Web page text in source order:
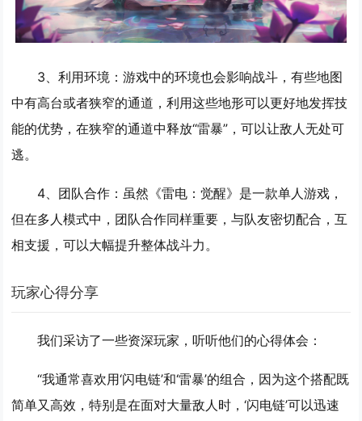
3、利用环境 ：游戏中的环境也会影响战斗，有些地图
中有高台或者狭窄的通道，利用这些地形可以更好地发挥技
能的优势，在狭窄的通道中释放“雷暴”，可以让敌人无处可
逃。
4、 团队合作 ：虽然《雷电：觉醒》是一款单人游戏，
但在多人模式中，团队合作同样重要，与队友密切配合，互
相支援，可以大幅提升整体战斗力。
玩家心得分享
我们采访了一些资深玩家，听听他们的心得体会：
“我通常喜欢用‘闪电链’和‘雷暴’的组合，因为这个搭配既
简单又高效，特别是在面对大量敌人时，‘闪电链’可以迅速